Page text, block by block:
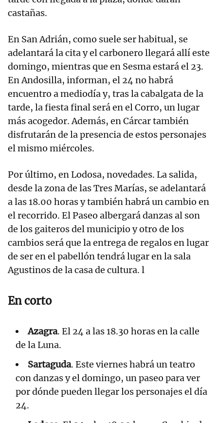
castañas.
En San Adrián, como suele ser habitual, se
adelantará la cita y el carbonero llegará allí este
domingo, mientras que en Sesma estará el 23.
En Andosilla, informan, el 24 no habrá
encuentro a mediodía y, tras la cabalgata de la
tarde, la fiesta final será en el Corro, un lugar
más acogedor. Además, en Cárcar también
disfrutarán de la presencia de estos personajes
el mismo miércoles.
Por último, en Lodosa, novedades. La salida,
desde la zona de las Tres Marías, se adelantará
a las 18.00 horas y también habrá un cambio en
el recorrido. El Paseo albergará danzas al son
de los gaiteros del municipio y otro de los
cambios será que la entrega de regalos en lugar
de ser en el pabellón tendrá lugar en la sala
Agustinos de la casa de cultura. l
En corto
Azagra. El 24 a las 18.30 horas en la calle
de la Luna.
Sartaguda. Este viernes habrá un teatro
con danzas y el domingo, un paseo para ver
por dónde pueden llegar los personajes el día
24.